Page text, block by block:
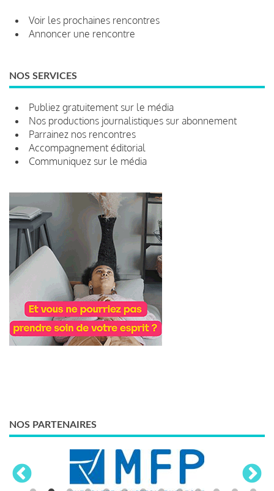
Voir les prochaines rencontres
Annoncer une rencontre
NOS SERVICES
Publiez gratuitement sur le média
Nos productions journalistiques sur abonnement
Parrainez nos rencontres
Accompagnement éditorial
Communiquez sur le média
NOS PARTENAIRES